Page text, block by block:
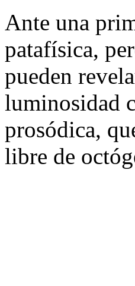
Ante una
patafísica,
pueden
luminosidad
prosódica,
libre de